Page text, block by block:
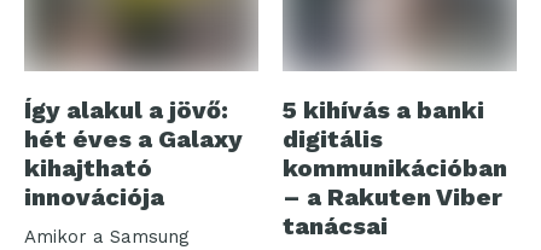
Így alakul a jövő:
hét éves a Galaxy
kihajtható
innovációja
Amikor a Samsung
5 kihívás a banki
digitális
kommunikációban
– a Rakuten Viber
tanácsai